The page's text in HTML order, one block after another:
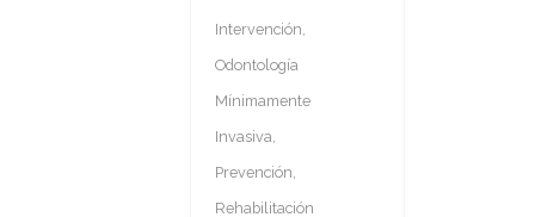
Intervención
Odontología
Mínimamente
Invasiva
Prevención
Rehabilitación